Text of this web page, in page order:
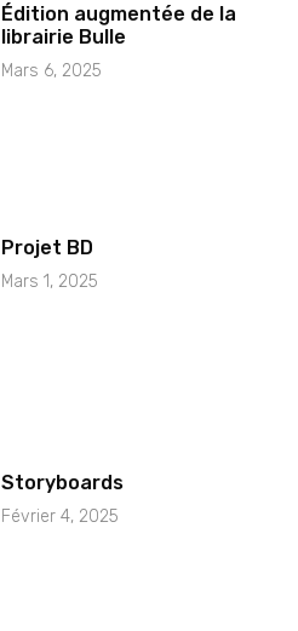
Édition augmentée de la
librairie Bulle
Mars 6, 2025
Projet BD
Mars 1, 2025
Storyboards
Février 4, 2025